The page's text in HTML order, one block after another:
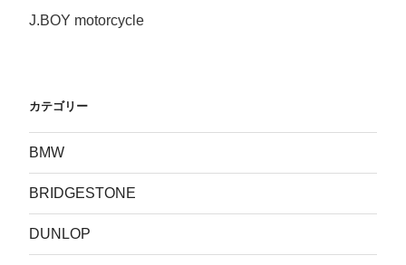
J.BOY motorcycle
カテゴリー
BMW
BRIDGESTONE
DUNLOP